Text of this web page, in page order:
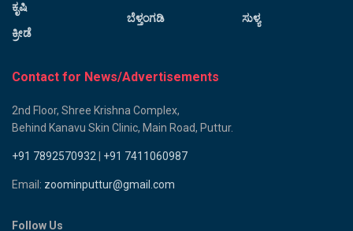
ಕೃಷಿ
ಕ್ರೀಡೆ
ಬೆಳ್ತಂಗಡಿ ಸುಳ್ಯ
Contact for News/Advertisements
2nd Floor, Shree Krishna Complex,
Behind Kanavu Skin Clinic, Main Road, Puttur.
+91 7892570932 +91 7411060987
Email: zoominputtur@gmail.com
Follow Us